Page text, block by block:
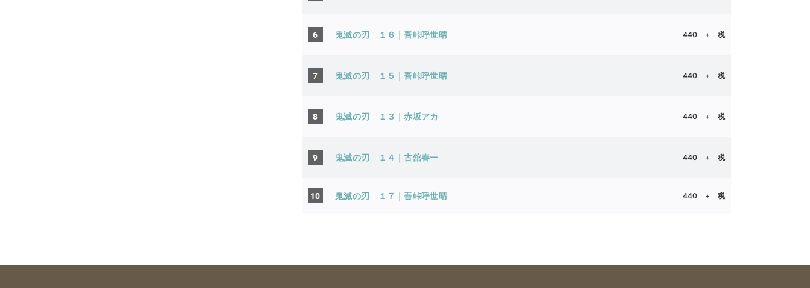
6 鬼滅の刃 １６｜吾峠呼世晴 440 + 税
7 鬼滅の刃 １５｜吾峠呼世晴 440 + 税
8 鬼滅の刃 １３｜赤坂アカ 440 + 税
9 鬼滅の刃 １４｜古舘春一 440 + 税
10 鬼滅の刃 １７｜吾峠呼世晴 440 + 税